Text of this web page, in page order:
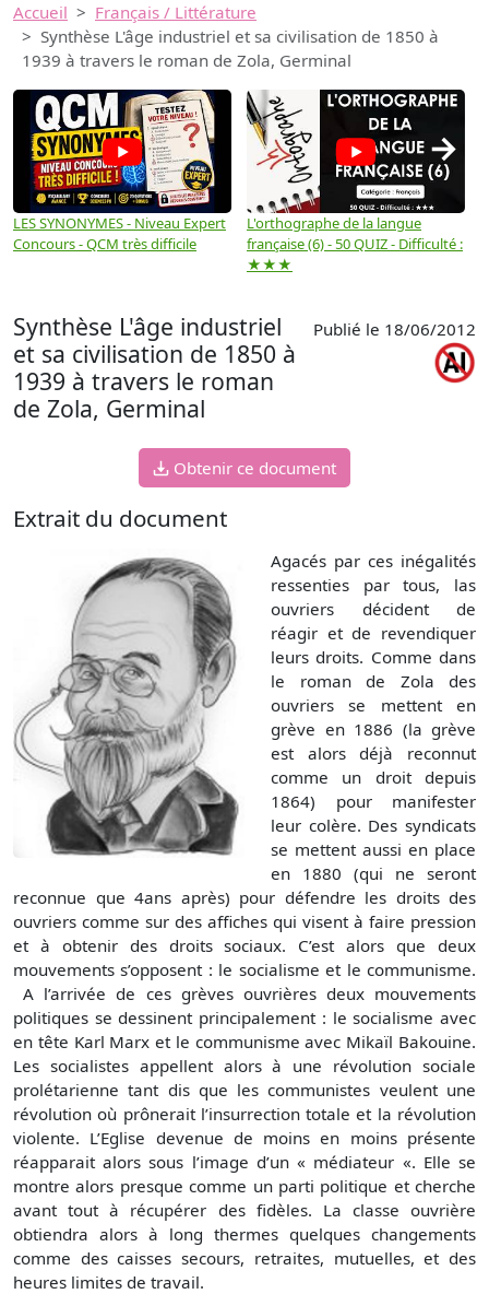
Accueil
Français / Littérature
Synthèse L'âge industriel et sa civilisation de 1850 à
1939 à travers le roman de Zola, Germinal
LES SYNONYMES - Niveau Expert
Concours - QCM très difficile
L'orthographe de la langue
française (6) - 50 QUIZ - Difficulté :
★★★
→
Synthèse L'âge industriel
et sa civilisation de 1850 à
1939 à travers le roman
de Zola, Germinal
Publié le 18/06/2012
Obtenir ce document
Extrait du document
Agacés par ces inégalités
ressenties par tous, las
ouvriers décident de
réagir et de revendiquer
leurs droits. Comme dans
le roman de Zola des
ouvriers se mettent en
grève en 1886 (la grève
est alors déjà reconnut
comme un droit depuis
1864) pour manifester
leur colère. Des syndicats
se mettent aussi en place
en 1880 (qui ne seront
reconnue que 4ans après) pour défendre les droits des
ouvriers comme sur des affiches qui visent à faire pression
et à obtenir des droits sociaux. C’est alors que deux
mouvements s’opposent : le socialisme et le communisme.
A l’arrivée de ces grèves ouvrières deux mouvements
politiques se dessinent principalement : le socialisme avec
en tête Karl Marx et le communisme avec Mikaïl Bakouine.
Les socialistes appellent alors à une révolution sociale
prolétarienne tant dis que les communistes veulent une
révolution où prônerait l’insurrection totale et la révolution
violente. L’Eglise devenue de moins en moins présente
réapparait alors sous l’image d’un « médiateur «. Elle se
montre alors presque comme un parti politique et cherche
avant tout à récupérer des fidèles. La classe ouvrière
obtiendra alors à long thermes quelques changements
comme des caisses secours, retraites, mutuelles, et des
heures limites de travail.